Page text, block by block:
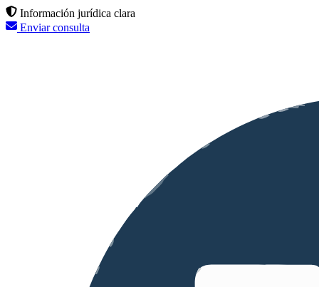
Información jurídica clara
Enviar consulta